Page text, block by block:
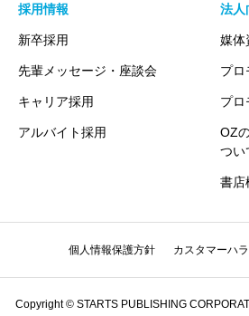
採用情報
新卒採用
先輩メッセージ・座談会
キャリア採用
アルバイト採用
法人
媒体
プロ
プロ
OZ
つい
書店
個人情報保護方針 カスタマーハ
Copyright © STARTS PUBLISHING